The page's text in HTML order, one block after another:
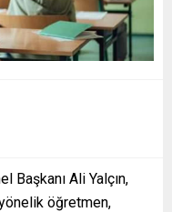
Başkanı Ali Yalçın,
öğretmen,